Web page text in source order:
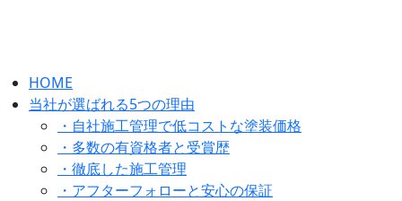
HOME
当社が選ばれる5つの理由
・自社施工管理で低コストな塗装価格
・多数の有資格者と受賞歴
・徹底した施工管理
・アフターフォローと安心の保証